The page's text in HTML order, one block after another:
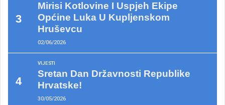
Mirisi Kotlovine I Uspjeh Ekipe
Općine Luka U Kupljenskom
Hruševcu
02/06/2026
VIJESTI
Sretan Dan Državnosti Republike
Hrvatske!
30/05/2026